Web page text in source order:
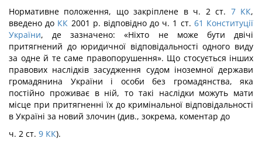
Нормативне положення, що закріплене в ч. 2 ст. 7 КК,
введено до КК 2001 р. відповідно до ч. 1 ст. 61 Конституції
України, де зазначено: «Ніхто не може бути двічі
притягнений до юридичної відповідальності одного виду
за одне й те саме правопорушення». Що стосується інших
правових наслідків засудження судом іноземної держави
громадянина України і особи без громадянства, яка
постійно проживає в ній, то такі наслідки можуть мати
місце при притягненні їх до кримі­нальної відповідальності
в Україні за новий злочин (див., зокрема, коментар до
ч. 2 ст. 9 КК).